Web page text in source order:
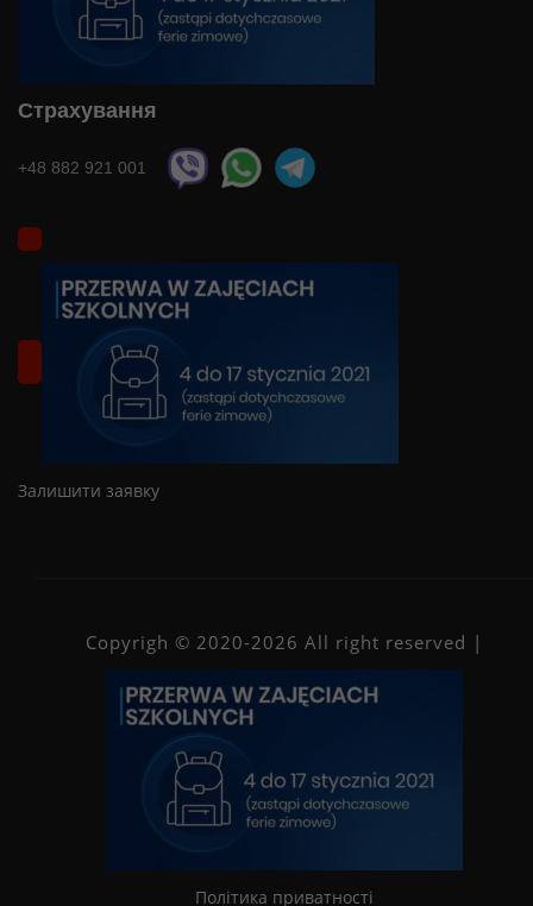
Страхування
+48 882 921 001
Залишити заявку
Copyrigh © 2020-2026 All right reserved |
Політика приватності